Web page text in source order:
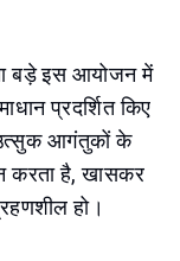
बड़े इस आयोजन में
प्रदर्शित किए
आगंतुकों के
करता है, खासकर
हो।